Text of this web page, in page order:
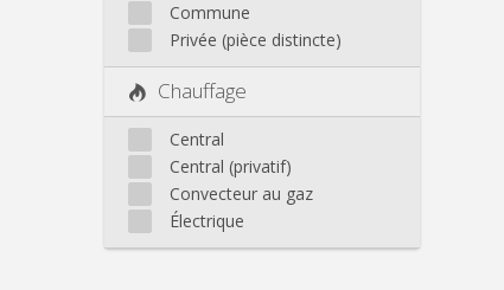
Commune
Privée (pièce distincte)
Chauffage
Central
Central (privatif)
Convecteur au gaz
Électrique